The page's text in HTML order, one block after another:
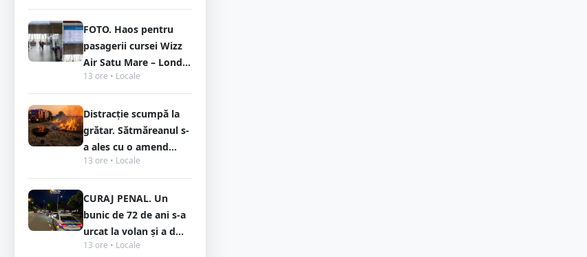
FOTO. Haos pentru
pasagerii cursei Wizz
Air Satu Mare – Lond...
13 ore • Locale
Distracție scumpă la
grătar. Sătmăreanul s-
a ales cu o amend...
13 ore • Locale
CURAJ PENAL. Un
bunic de 72 de ani s-a
urcat la volan și a d...
13 ore • Locale